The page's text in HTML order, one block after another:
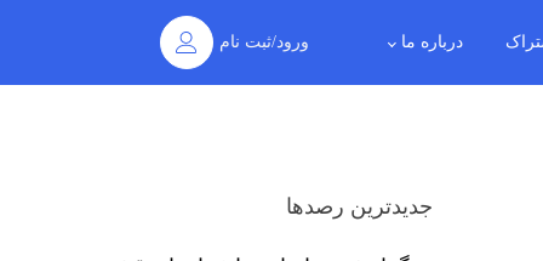
ورود/ثبت نام درباره ما
جدیدترین رصدها